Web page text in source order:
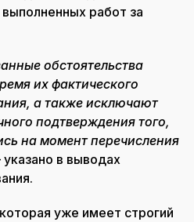
работ за
обстоятельства
их фактического
а также исключают
подтверждения того,
на момент перечисления
в выводах
уже имеет строгий